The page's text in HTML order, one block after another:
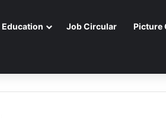
Education Job Circular Picture